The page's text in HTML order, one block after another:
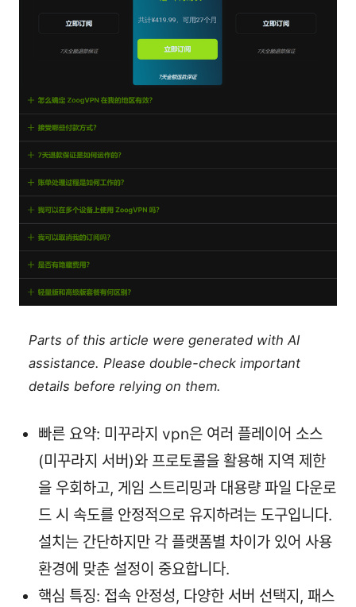
Parts of this article were generated with AI
assistance. Please double-check important
details before relying on them.
빠른 요약: 미꾸라지 vpn은 여러 플레이어 소스
(미꾸라지 서버)와 프로토콜을 활용해 지역 제한
을 우회하고, 게임 스트리밍과 대용량 파일 다운로
드 시 속도를 안정적으로 유지하려는 도구입니다.
설치는 간단하지만 각 플랫폼별 차이가 있어 사용
환경에 맞춘 설정이 중요합니다.
핵심 특징: 접속 안정성, 다양한 서버 선택지, 패스